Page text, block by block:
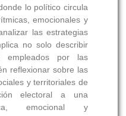
lo político circula
emocionales y
las estrategias
no solo describir
empleados por las
reflexionar sobre las
y territoriales de
electoral a una
emocional y